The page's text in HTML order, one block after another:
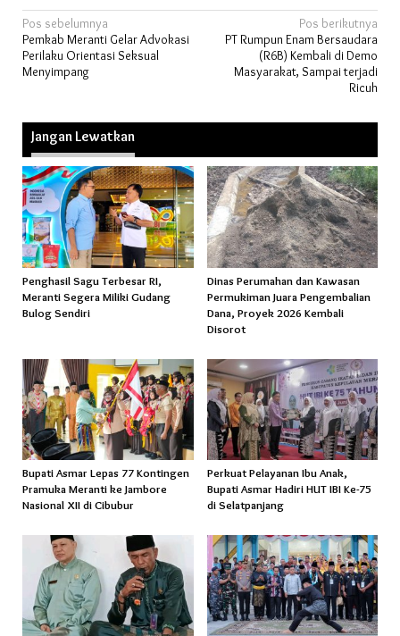
Navigasi
pos
Pos sebelumnya
Pemkab Meranti Gelar Advokasi
Perilaku Orientasi Seksual
Menyimpang
Pos berikutnya
PT Rumpun Enam Bersaudara
(R6B) Kembali di Demo
Masyarakat, Sampai terjadi
Ricuh
Jangan Lewatkan
Penghasil Sagu Terbesar RI,
Meranti Segera Miliki Gudang
Bulog Sendiri
Dinas Perumahan dan Kawasan
Permukiman Juara Pengembalian
Dana, Proyek 2026 Kembali
Disorot
Bupati Asmar Lepas 77 Kontingen
Pramuka Meranti ke Jambore
Nasional XII di Cibubur
Perkuat Pelayanan Ibu Anak,
Bupati Asmar Hadiri HUT IBI Ke-75
di Selatpanjang